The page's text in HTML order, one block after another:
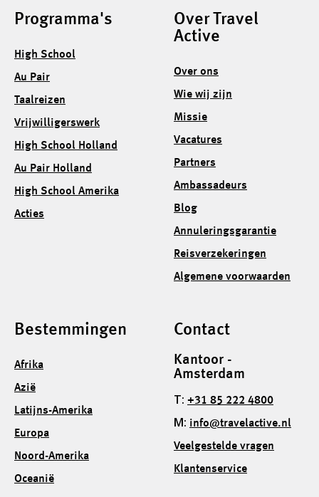
Programma's
High School
Au Pair
Taalreizen
Vrijwilligerswerk
High School Holland
Au Pair Holland
High School Amerika
Acties
Over Travel
Active
Over ons
Wie wij zijn
Missie
Vacatures
Partners
Ambassadeurs
Blog
Annuleringsgarantie
Reisverzekeringen
Algemene voorwaarden
Bestemmingen
Afrika
Azië
Latijns-Amerika
Europa
Noord-Amerika
Oceanië
Contact
Kantoor -
Amsterdam
T: +31 85 222 4800
M: info@travelactive.nl
Veelgestelde vragen
Klantenservice